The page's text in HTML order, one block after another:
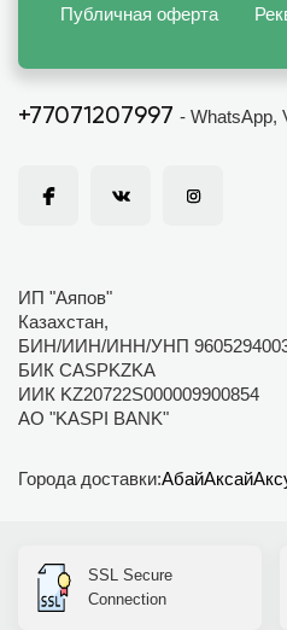
Публичная оферта
+77071207997 - WhatsApp,
ИП "Аяпов"
Казахстан,
БИН/ИИН/ИНН/УНП
БИК CASPKZKA
ИИК KZ20722S000009900854
АО "KASPI BANK"
Города доставки:АбайАксай
SSL Secure
Connection